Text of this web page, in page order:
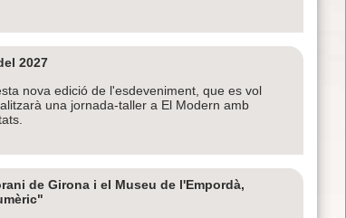
2027
nova edició de l'esdeveniment, que es vol
una jornada-taller a El Modern amb
de Girona i el Museu de l'Empordà,